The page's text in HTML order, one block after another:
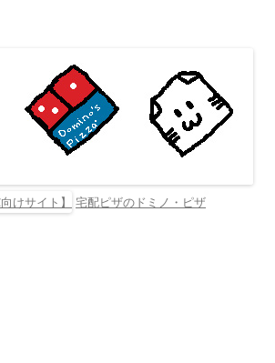
宅配ピザのドミノ・ピザ